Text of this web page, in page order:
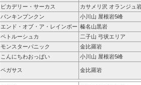
ピカデリー・サーカス
カサメリ沢 オランジュ
パンキンプンクン
小川山 屋根岩5峰
エンド・オブ・ア・レインボー 榛名山黒岩
ペトルーシュカ
二子山 弓状エリア
モンスターパニック
金比羅岩
こんにちわおっぱい
小川山 屋根岩5峰
ペガサス 金比羅岩